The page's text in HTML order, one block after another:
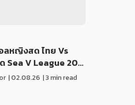
ลหญิงสด ไทย Vs
Sea V League 20…
|02.08.26 | 3 min read